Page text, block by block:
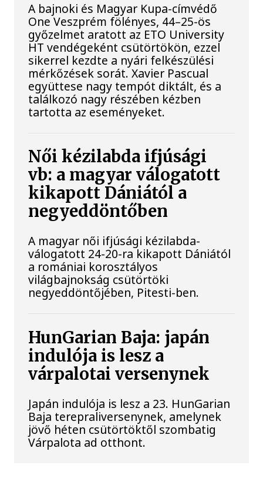
A bajnoki és Magyar Kupa-címvédő
One Veszprém fölényes, 44–25-ös
győzelmet aratott az ETO University
HT vendégeként csütörtökön, ezzel
sikerrel kezdte a nyári felkészülési
mérkőzések sorát. Xavier Pascual
együttese nagy tempót diktált, és a
találkozó nagy részében kézben
tartotta az eseményeket.
Női kézilabda ifjúsági
vb: a magyar válogatott
kikapott Dániától a
negyeddöntőben
A magyar női ifjúsági kézilabda-
válogatott 24-20-ra kikapott Dániától
a romániai korosztályos
világbajnokság csütörtöki
negyeddöntőjében, Pitesti-ben.
HunGarian Baja: japán
indulója is lesz a
várpalotai versenynek
Japán indulója is lesz a 23. HunGarian
Baja terepraliversenynek, amelynek
jövő héten csütörtöktől szombatig
Várpalota ad otthont.